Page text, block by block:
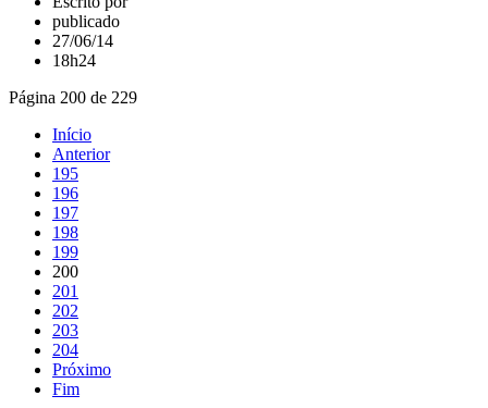
publicado
27/06/14
18h24
Página 200 de 229
Início
Anterior
195
196
197
198
199
200
201
202
203
204
Próximo
Fim